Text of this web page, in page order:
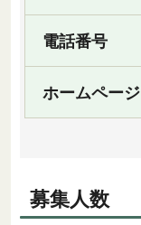
電話番号
ホームページ
募集人数